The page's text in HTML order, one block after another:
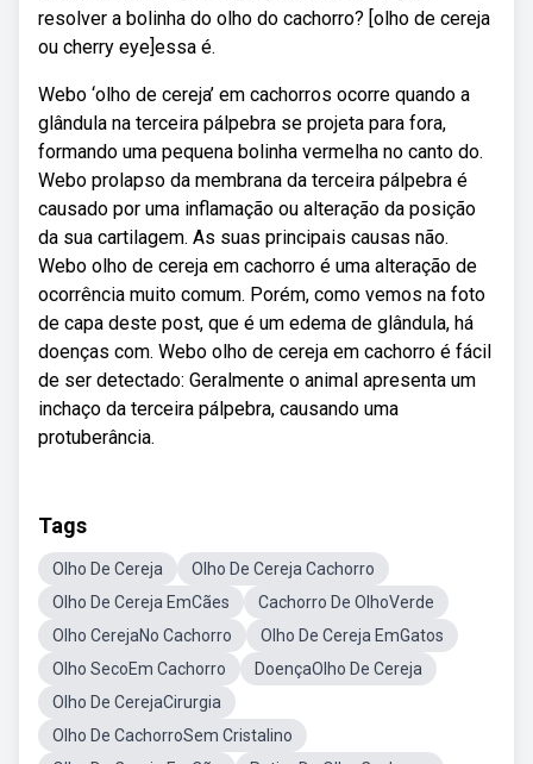
resolver a bolinha do olho do cachorro? [olho de cereja
ou cherry eye]essa é.
Webo ‘olho de cereja’ em cachorros ocorre quando a
glândula na terceira pálpebra se projeta para fora,
formando uma pequena bolinha vermelha no canto do.
Webo prolapso da membrana da terceira pálpebra é
causado por uma inflamação ou alteração da posição
da sua cartilagem. As suas principais causas não.
Webo olho de cereja em cachorro é uma alteração de
ocorrência muito comum. Porém, como vemos na foto
de capa deste post, que é um edema de glândula, há
doenças com. Webo olho de cereja em cachorro é fácil
de ser detectado: Geralmente o animal apresenta um
inchaço da terceira pálpebra, causando uma
protuberância.
Tags
Olho De Cereja
Olho De Cereja Cachorro
Olho De Cereja EmCães
Cachorro De OlhoVerde
Olho CerejaNo Cachorro
Olho De Cereja EmGatos
Olho SecoEm Cachorro
DoençaOlho De Cereja
Olho De CerejaCirurgia
Olho De CachorroSem Cristalino